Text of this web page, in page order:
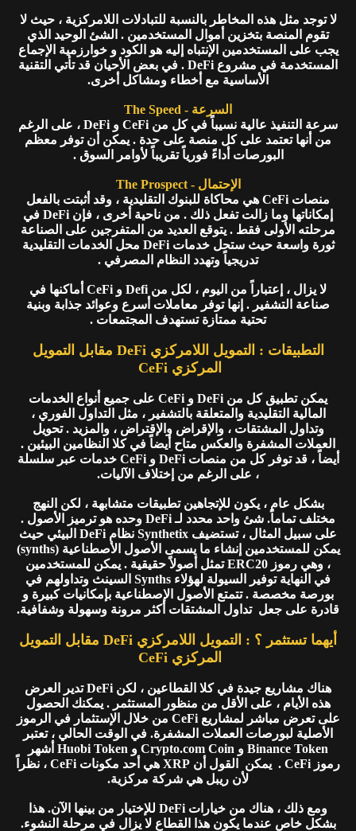
لا توجد مثل هذه المخاطر بالنسبة للتبادلات اللامركزية ، حيث لا
تقوم المنصة بتخزين أموال المستخدمين . الشئ الوحيد الذي
يجب على المستخدمين الإنتباه إليه هو الكود و خوارزمية الإجماع
المستخدمة في مشروع DeFi . في بعض الأحيان قد تأتي التقنية
الأساسية مع أخطاء ومشاكل أخرى.
السرعة - The Speed
سرعة التنفيذ عالية نسيباً في كل من CeFi و DeFi ، على الرغم
من أنها تعتمد على كل منصة على حدة . يمكن أن توفر معظم
البورصات أداءً فورياً تقريباً لأوامر السوق .
الإحتمال - The Prospect
منصات CeFi هي محاكاة للبنوك التقليدية ، وقد أثبتت بالفعل
إمكاناتها وما زالت تفعل ذلك . من ناحية أخرى ، فإن DeFi في
مرحلته الأولى فقط . يتوقع العديد من المتفرجين على الصناعة
ثورة واسعة حيث ستحل خدمات DeFi محل الخدمات التقليدية
تدريجياً وتهدد النظام المصرفي .
لا يزال ، إعتباراً من اليوم ، لكل من Defi و CeFi أماكنها في
صناعة التشفير . إنها توفر معاملات أسرع وعوائد جذابة وبنية
تحتية ممتازة تستهدف المجتمعات .
التطبيقات : التمويل اللامركزي DeFi مقابل التمويل
المركزي CeFi
يمكن تطبيق كل من DeFi و CeFi على جميع أنواع الخدمات
المالية التقليدية والمتعلقة بالتشفير ، مثل التداول الفوري ،
وتداول المشتقات ، والإقراض والإقتراض ، والمزيد . تحويل
العملات المشفرة والعكس متاح أيضاً في كلا النظامين البيئين .
أيضاً ، قد توفر كل من منصات DeFi و CeFi خدمات عبر سلسلة
، على الرغم من إختلاف الآليات.
بشكل عام ، يكون للإتجاهين تطبيقات متشابهة ، لكن النهج
مختلف تماماً. شئ واحد محدد لـ DeFi وحده هو ترميز الأصول .
على سبيل المثال ، تستضيف Synthetix نظام DeFi البيئي حيث
يمكن للمستخدمين إنشاء ما يسمى الأصول الأصطناعية (synths)
، وهي رموز ERC20 تمثل أصولاً حقيقية . يمكن للمستخدمين
في النهاية توفير السيولة لهؤلاء Synths السينث وتداولهم في
بورصة مخصصة . تتمتع الأصول الإصطناعية بإمكانيات كبيرة و
قادرة على جعل تداول المشتقات أكثر مرونة وسهولة وشفافية.
أيهما تستثمر ؟ : التمويل اللامركزي DeFi مقابل التمويل
المركزي CeFi
هناك مشاريع جيدة في كلا القطاعين ، لكن DeFi تدير العرض
هذه الأيام ، على الأقل من منظور المستثمر . يمكنك الحصول
على تعرض مباشر لمشاريع CeFi من خلال الإستثمار في الرموز
الأصلية لبورصات العملات المشفرة. في الوقت الحالي ، تعتبر
Binance Token و Crypto.com Coin و Huobi Token أشهر
رموز CeFi . يمكن القول أن XRP هي أحد مكونات CeFi ، نظراً
لأن ريبل هي شركة مركزية.
ومع ذلك ، هناك من خيارات DeFi للإختيار من بينها الآن. هذا
بشكل خاص عندما يكون هذا القطاع لا يزال في مرحلة النشوء.